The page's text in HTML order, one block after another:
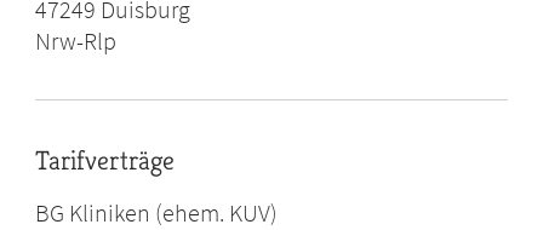
47249 Duisburg
Nrw-Rlp
Tarifverträge
BG Kliniken (ehem. KUV)